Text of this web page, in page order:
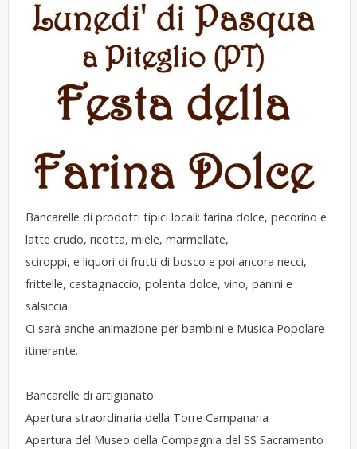
Bancarelle di prodotti tipici locali: farina dolce, pecorino e
latte crudo, ricotta, miele, marmellate,
sciroppi, e liquori di frutti di bosco e poi ancora necci,
frittelle, castagnaccio, polenta dolce, vino, panini e
salsiccia.
Ci sarà anche animazione per bambini e Musica Popolare
itinerante.
Bancarelle di artigianato
Apertura straordinaria della Torre Campanaria
Apertura del Museo della Compagnia del SS Sacramento